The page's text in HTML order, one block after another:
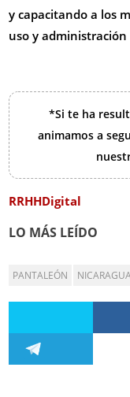
y capacitando a los
uso y
*Si te ha
animamos a
RRHHDigital
LO MÁS LEÍDO
PANTALEÓN